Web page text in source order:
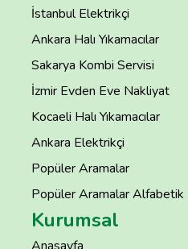
İstanbul Elektrikçi
Ankara Halı Yıkamacılar
Sakarya Kombi Servisi
İzmir Evden Eve Nakliyat
Kocaeli Halı Yıkamacılar
Ankara Elektrikçi
Popüler Aramalar
Popüler Aramalar Alfabetik
Kurumsal
Anasayfa